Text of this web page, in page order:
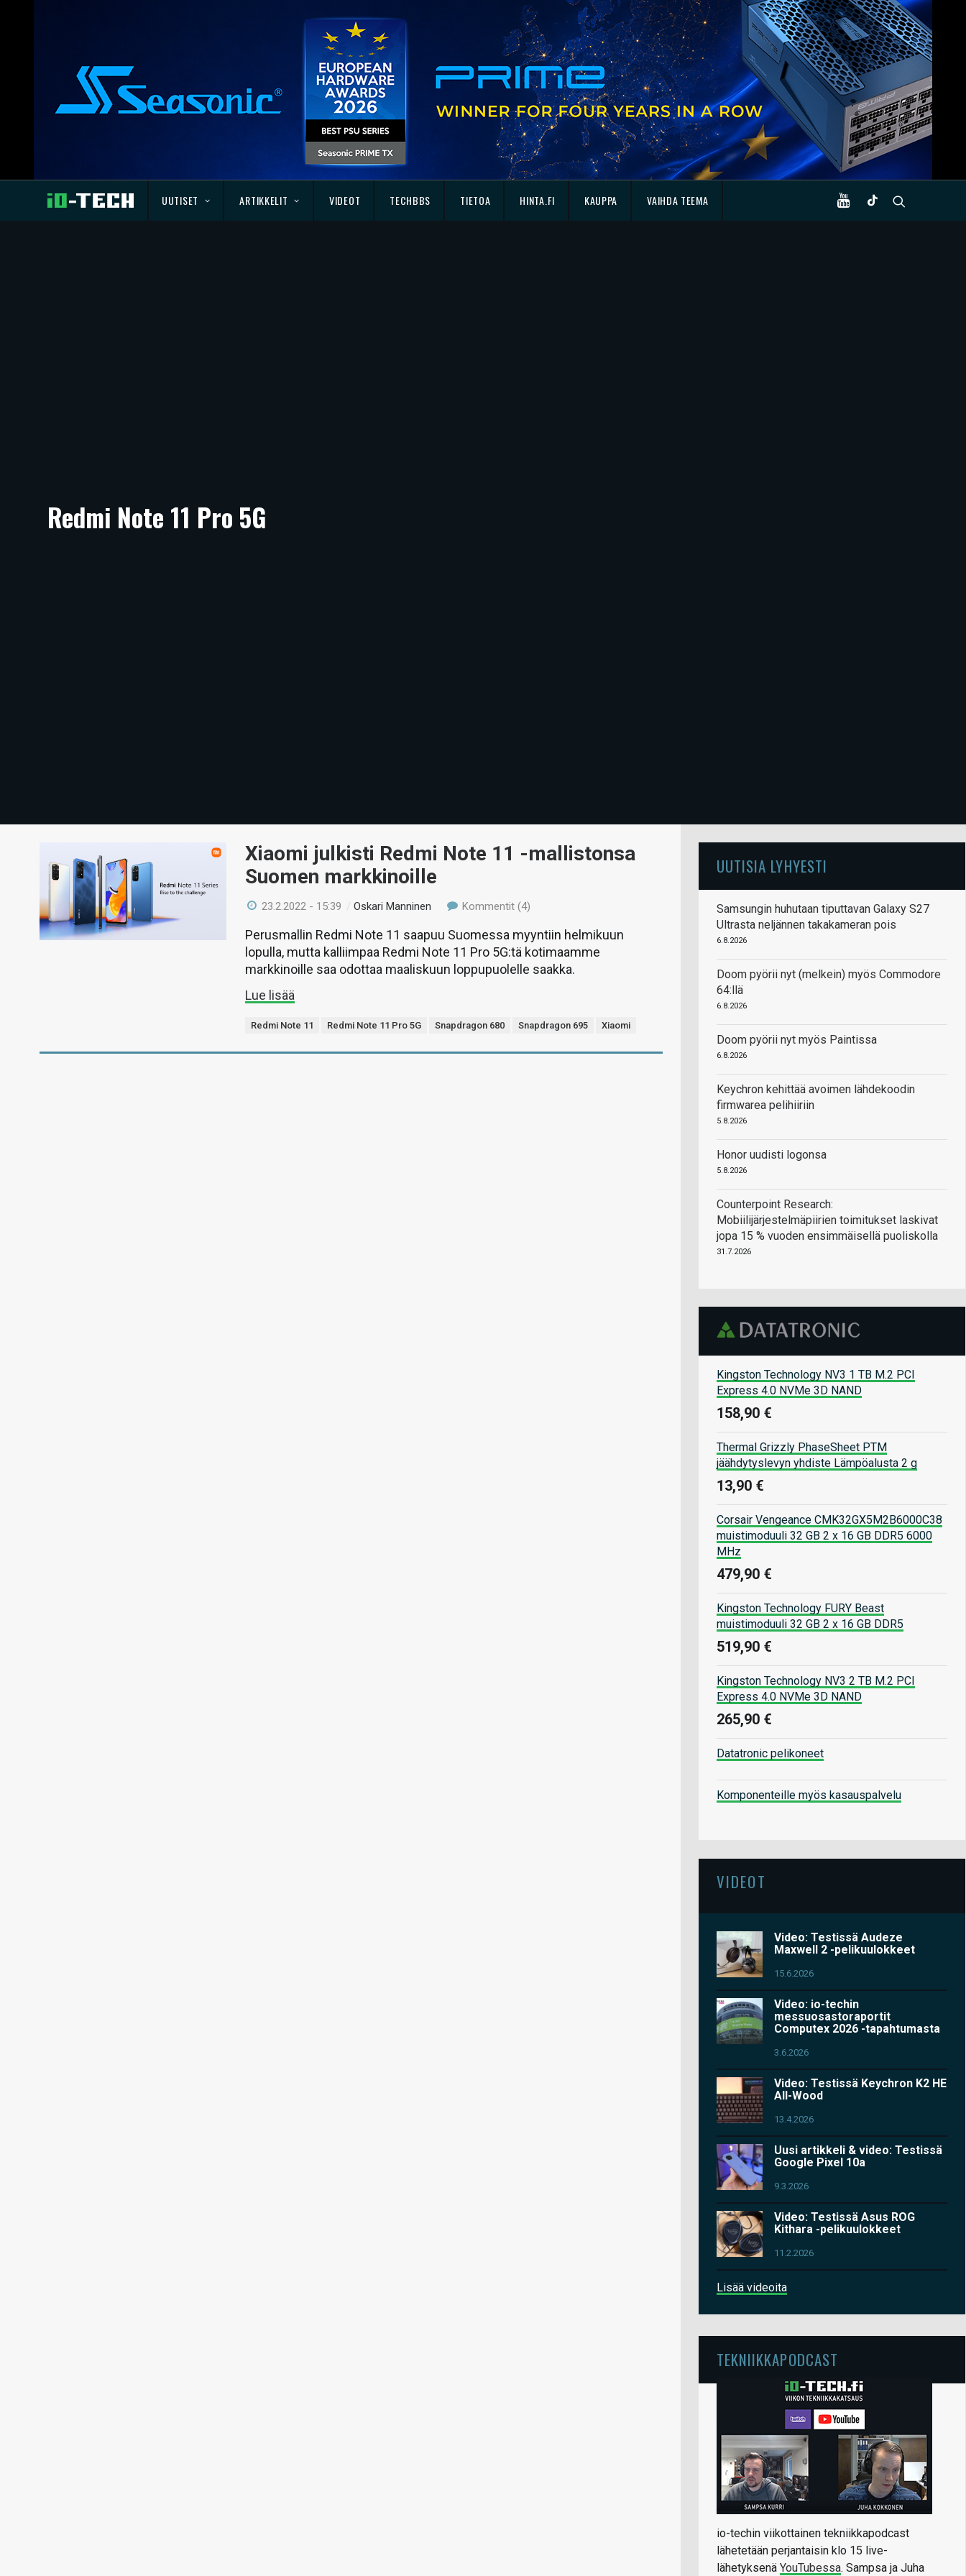
UUTISET ARTIKKELIT VIDEOT TECHBBS TIETOA HINTA.FI KAUPPA VAIHDA TEEMA
Redmi Note 11 Pro 5G
Xiaomi julkisti Redmi Note 11 -mallistonsa
Suomen markkinoille
23.2.2022 - 15:39 /Oskari Manninen Kommentit (4)
Perusmallin Redmi Note 11 saapuu Suomessa myyntiin helmikuun
lopulla, mutta kalliimpaa Redmi Note 11 Pro 5G:tä kotimaamme
markkinoille saa odottaa maaliskuun loppupuolelle saakka.
Lue lisää
Redmi Note 11 Redmi Note 11 Pro 5G Snapdragon 680 Snapdragon 695 Xiaomi
UUTISIA LYHYESTI
Samsungin huhutaan tiputtavan Galaxy S27
Ultrasta neljännen takakameran pois
6.8.2026
Doom pyörii nyt (melkein) myös Commodore
64:llä
6.8.2026
Doom pyörii nyt myös Paintissa
6.8.2026
Keychron kehittää avoimen lähdekoodin
firmwarea pelihiiriin
5.8.2026
Honor uudisti logonsa
5.8.2026
Counterpoint Research:
Mobiilijärjestelmäpiirien toimitukset laskivat
jopa 15 % vuoden ensimmäisellä puoliskolla
31.7.2026
Kingston Technology NV3 1 TB M.2 PCI
Express 4.0 NVMe 3D NAND
158,90 €
Thermal Grizzly PhaseSheet PTM
jäähdytyslevyn yhdiste Lämpöalusta 2 g
13,90 €
Corsair Vengeance CMK32GX5M2B6000C38
muistimoduuli 32 GB 2 x 16 GB DDR5 6000
MHz
479,90 €
Kingston Technology FURY Beast
muistimoduuli 32 GB 2 x 16 GB DDR5
519,90 €
Kingston Technology NV3 2 TB M.2 PCI
Express 4.0 NVMe 3D NAND
265,90 €
Datatronic pelikoneet
Komponenteille myös kasauspalvelu
VIDEOT
Video: Testissä Audeze
Maxwell 2 -pelikuulokkeet
15.6.2026
Video: io-techin
messuosastoraportit
Computex 2026 -tapahtumasta
3.6.2026
Video: Testissä Keychron K2 HE
All-Wood
13.4.2026
Uusi artikkeli & video: Testissä
Google Pixel 10a
9.3.2026
Video: Testissä Asus ROG
Kithara -pelikuulokkeet
11.2.2026
Lisää videoita
TEKNIIKKAPODCAST
io-techin viikottainen tekniikkapodcast
lähetetään perjantaisin klo 15 live-
lähetyksenä YouTubessa. Sampsa ja Juha